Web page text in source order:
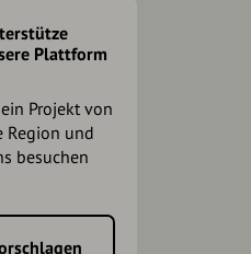
Plattform
Projekt von
Region und
besuchen